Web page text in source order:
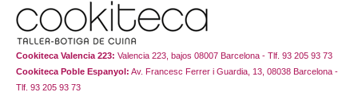
Cookiteca Valencia 223: Valencia 223, bajos 08007 Barcelona - Tlf. 93 205 93 73
Cookiteca Poble Espanyol: Av. Francesc Ferrer i Guardia, 13, 08038 Barcelona -
Tlf. 93 205 93 73